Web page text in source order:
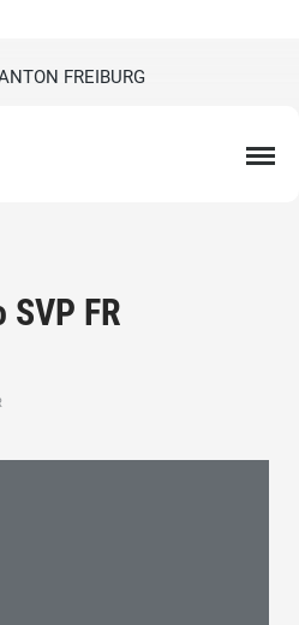
FREIBURG
FR